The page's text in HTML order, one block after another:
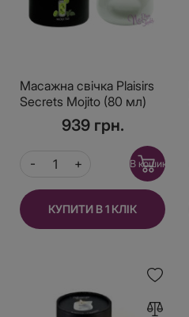
Масажна свічка Plaisirs
Secrets Mojito (80 мл)
подарункова упаковка,
керамічний посуд
939 грн.
В кошик
КУПИТИ В 1 КЛІК